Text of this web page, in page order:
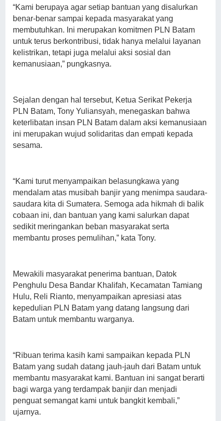
“Kami berupaya agar setiap bantuan yang disalurkan
benar-benar sampai kepada masyarakat yang
membutuhkan. Ini merupakan komitmen PLN Batam
untuk terus berkontribusi, tidak hanya melalui layanan
kelistrikan, tetapi juga melalui aksi sosial dan
kemanusiaan,” pungkasnya.
Sejalan dengan hal tersebut, Ketua Serikat Pekerja
PLN Batam, Tony Yuliansyah, menegaskan bahwa
keterlibatan insan PLN Batam dalam aksi kemanusiaan
ini merupakan wujud solidaritas dan empati kepada
sesama.
“Kami turut menyampaikan belasungkawa yang
mendalam atas musibah banjir yang menimpa saudara-
saudara kita di Sumatera. Semoga ada hikmah di balik
cobaan ini, dan bantuan yang kami salurkan dapat
sedikit meringankan beban masyarakat serta
membantu proses pemulihan,” kata Tony.
Mewakili masyarakat penerima bantuan, Datok
Penghulu Desa Bandar Khalifah, Kecamatan Tamiang
Hulu, Reli Rianto, menyampaikan apresiasi atas
kepedulian PLN Batam yang datang langsung dari
Batam untuk membantu warganya.
“Ribuan terima kasih kami sampaikan kepada PLN
Batam yang sudah datang jauh-jauh dari Batam untuk
membantu masyarakat kami. Bantuan ini sangat berarti
bagi warga yang terdampak banjir dan menjadi
penguat semangat kami untuk bangkit kembali,”
ujarnya.